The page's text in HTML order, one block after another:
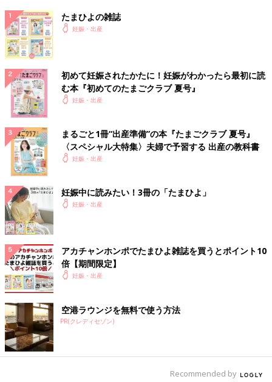
たまひよの雑誌
妊娠・出産
初めて妊娠されたかたに！妊娠がわかったら最初に読
む本『初めてのたまごクラブ 夏号』
妊娠・出産
まるごと1冊“出産準備”の本『たまごクラブ 夏号』
〈スペシャル大特集〉夫婦で予習する 出産の教科書
妊娠・出産
妊娠中に読みたい！3冊の「たまひよ」
妊娠・出産
アカチャンホンポでたまひよ雑誌を買うとポイント10
倍【期間限定】
妊娠・出産
空港ラウンジを無料で使う方法
PR(クレディセゾン)
Recommended by